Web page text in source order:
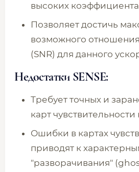
высоких
Позволяет достичь
возможного
(SNR) для данного
Недостатки SENSE:
Требует точных и
карт чувствительности
Ошибки в картах
приводят к
"разворачивания"